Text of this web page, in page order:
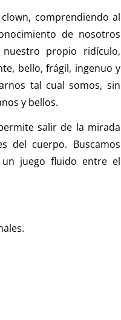
comprendiendo al
de nosotros
propio ridículo,
bello, frágil, ingenuo y
tal cual somos, sin
y bellos.
salir de la mirada
del cuerpo. Buscamos
juego fluido entre el